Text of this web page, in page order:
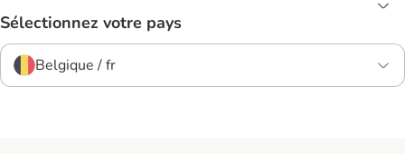
Sélectionnez votre pays
Belgique / fr